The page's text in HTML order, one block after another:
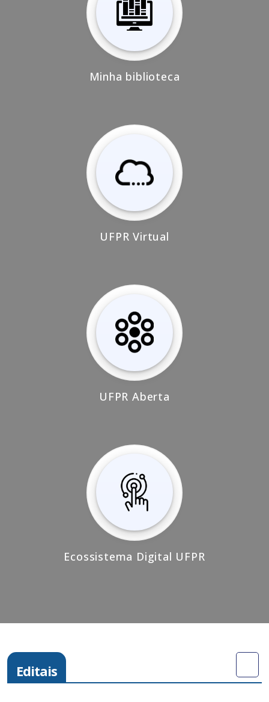
Minha biblioteca
UFPR Virtual
UFPR Aberta
Ecossistema Digital UFPR
Editais